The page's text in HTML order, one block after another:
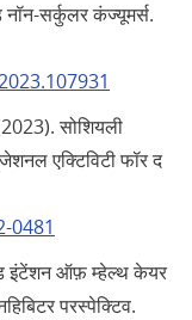
सर्कुलर कंज्यूमर्स.
सोशियली
एक्टिविटी फॉर द
0481
इंटेंशन ऑफ़ म्हेल्थ केयर
परस्पेक्टिव.